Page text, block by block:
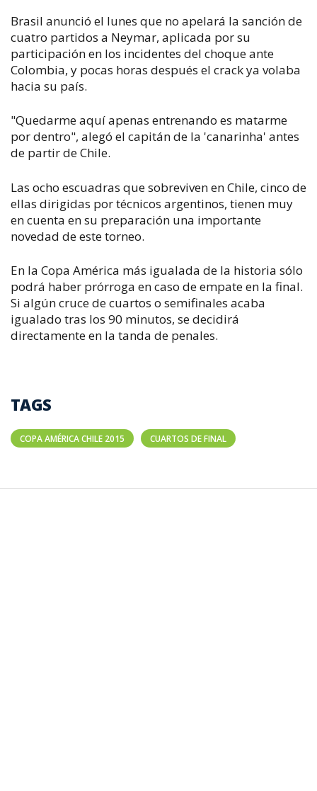
Brasil anunció el lunes que no apelará la sanción de
cuatro partidos a Neymar, aplicada por su
participación en los incidentes del choque ante
Colombia, y pocas horas después el crack ya volaba
hacia su país.
"Quedarme aquí apenas entrenando es matarme
por dentro", alegó el capitán de la 'canarinha' antes
de partir de Chile.
Las ocho escuadras que sobreviven en Chile, cinco de
ellas dirigidas por técnicos argentinos, tienen muy
en cuenta en su preparación una importante
novedad de este torneo.
En la Copa América más igualada de la historia sólo
podrá haber prórroga en caso de empate en la final.
Si algún cruce de cuartos o semifinales acaba
igualado tras los 90 minutos, se decidirá
directamente en la tanda de penales.
TAGS
COPA AMÉRICA CHILE 2015 CUARTOS DE FINAL